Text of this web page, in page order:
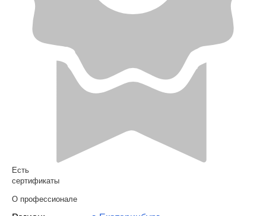
Есть
сертификаты
О профессионале